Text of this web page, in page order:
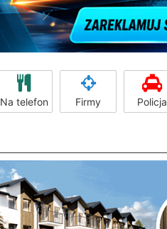
Na telefon Firmy Policja